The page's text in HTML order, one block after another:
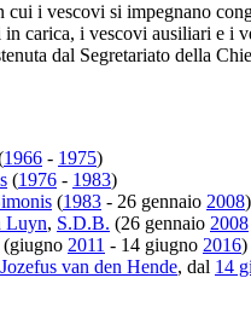
i vescovi si impegnano
carica, i vescovi ausiliari e i
dal Segretariato della
1966 - 1975)
(1976 - 1983)
(1983 - 26 gennaio 2008)
Luyn, S.D.B. (26 gennaio 2008
(giugno 2011 - 14 giugno 2016)
van den Hende, dal 14